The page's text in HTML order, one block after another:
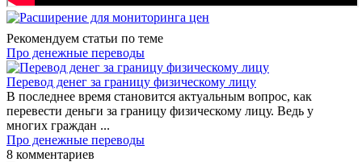
Рекомендуем статьи по теме
Про денежные переводы
Перевод денег за границу физическому лицу
В последнее время становится актуальным вопрос, как
перевести деньги за границу физическому лицу. Ведь у
многих граждан ...
Про денежные переводы
8 комментариев